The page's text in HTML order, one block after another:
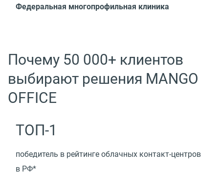
Федеральная многопрофильная клиника
Почему 50 000+ клиентов
выбирают решения MANGO
OFFICE
ТОП-1
победитель в рейтинге облачных контакт-центров
в РФ*